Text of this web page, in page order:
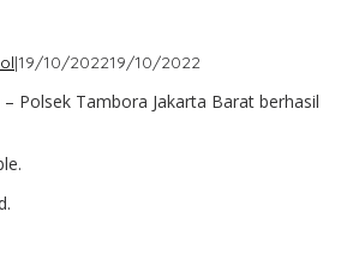
|19/10/202219/10/2022
Polsek Tambora Jakarta Barat berhasil